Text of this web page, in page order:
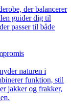
der balancerer
guider dig til
passer til både
naturen i
funktion, stil
jakker og frakker,